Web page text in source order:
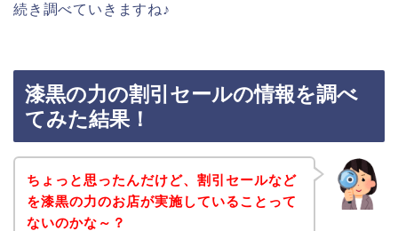
続き調べていきますね♪
漆黒の力の割引セールの情報を調べ
てみた結果！
ちょっと思ったんだけど、割引セールなど
を漆黒の力のお店が実施していることって
ないのかな～？